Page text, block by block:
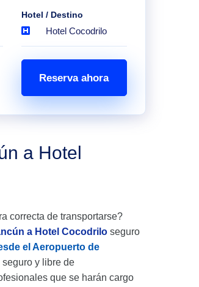
Hotel / Destino
Hotel Cocodrilo
Reserva ahora
a Hotel
correcta de transportarse?
a Hotel Cocodrilo seguro
el Aeropuerto de
y libre de
que se harán cargo